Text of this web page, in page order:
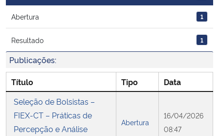
Ministério da Ciência, Tecnologia, Inovações e Comunicações
Ministério do Meio Ambiente
Ministério do Turismo
Ministério do Desenvolvimento Regional
Controladoria-Geral da União
Abertura 1
Resultado 1
Publicações:
Título Tipo
Data
Seleção de Bolsistas –
FIEX-CT – Práticas de
Percepção e Análise
Abertura
16/04/2026
08:47